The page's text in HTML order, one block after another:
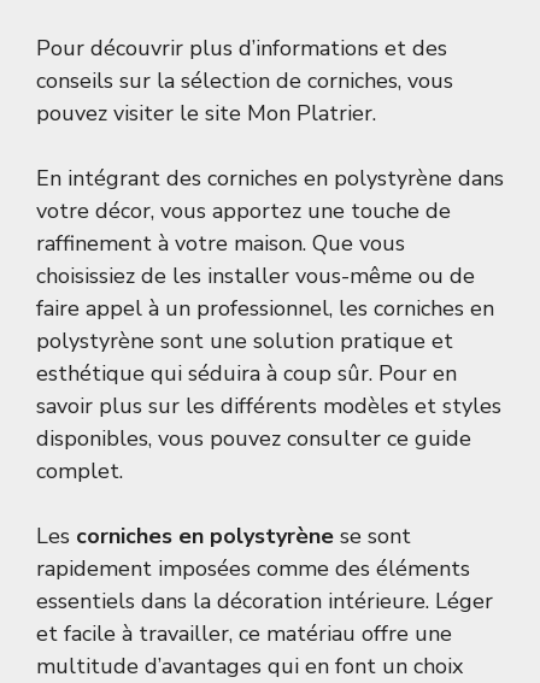
Pour découvrir plus d’informations et des
conseils sur la sélection de corniches, vous
pouvez visiter le site Mon Platrier.
En intégrant des corniches en polystyrène dans
votre décor, vous apportez une touche de
raffinement à votre maison. Que vous
choisissiez de les installer vous-même ou de
faire appel à un professionnel, les corniches en
polystyrène sont une solution pratique et
esthétique qui séduira à coup sûr. Pour en
savoir plus sur les différents modèles et styles
disponibles, vous pouvez consulter ce guide
complet.
Les corniches en polystyrène se sont
rapidement imposées comme des éléments
essentiels dans la décoration intérieure. Léger
et facile à travailler, ce matériau offre une
multitude d’avantages qui en font un choix